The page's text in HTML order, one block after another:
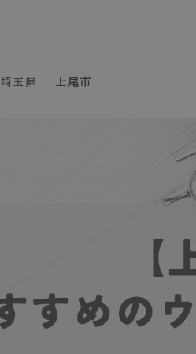
埼玉県 上尾市